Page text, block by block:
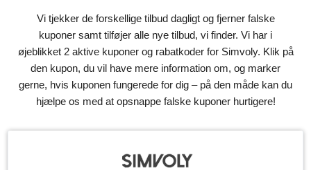
Vi tjekker de forskellige tilbud dagligt og fjerner falske
kuponer samt tilføjer alle nye tilbud, vi finder. Vi har i
øjeblikket 2 aktive kuponer og rabatkoder for Simvoly. Klik på
den kupon, du vil have mere information om, og marker
gerne, hvis kuponen fungerede for dig – på den måde kan du
hjælpe os med at opsnappe falske kuponer hurtigere!